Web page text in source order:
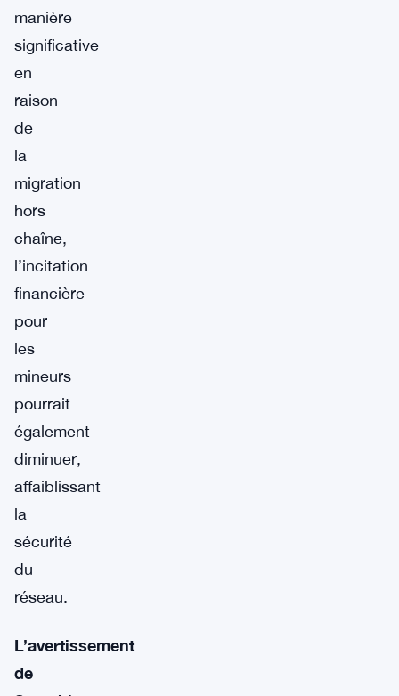
manière
significative
en
raison
de
la
migration
hors
chaîne,
l’incitation
financière
pour
les
mineurs
pourrait
également
diminuer,
affaiblissant
la
sécurité
du
réseau.
L’avertissement
de